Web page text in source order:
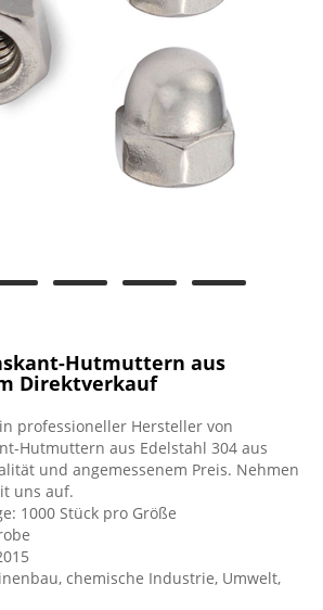
Hutmuttern aus
Direktverkauf
professioneller Hersteller von
Hutmuttern aus Edelstahl 304 aus
und angemessenem Preis. Nehmen
uns auf.
1000 Stück pro Größe
chemische Industrie, Umwelt,